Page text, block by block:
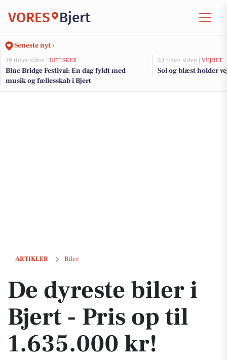
VORES Bjert
Seneste nyt ›
19 timer siden | DET SKER
Blue Bridge Festival: En dag fyldt med
musik og fællesskab i Bjert
23 timer siden | VEJRET
Sol og blæst holder
ARTIKLER Biler
De dyreste biler i Bjert - Pris op til 1.635.000 kr!
De dyreste biler i
Bjert - Pris op til
1.635.000 kr!